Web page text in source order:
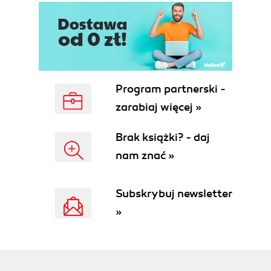
Interpreter języka SBASIC (50)
Analizator wyrażeń języka SBASIC (67)
Wyrażenia w SBASIC (67)
Tokeny SBASIC (68)
Interpreter (72)
Klasa InterpreterException (72)
Konstruktor klasy SBasic (72)
Słowa kluczowe (74)
Metoda sbInterp() (76)
Przypisanie (77)
Instrukcja GOTO (80)
Instrukcja IF (83)
Program partnerski -
zarabiaj więcej »
Brak książki? - daj
nam znać »
Subskrybuj newsletter
»